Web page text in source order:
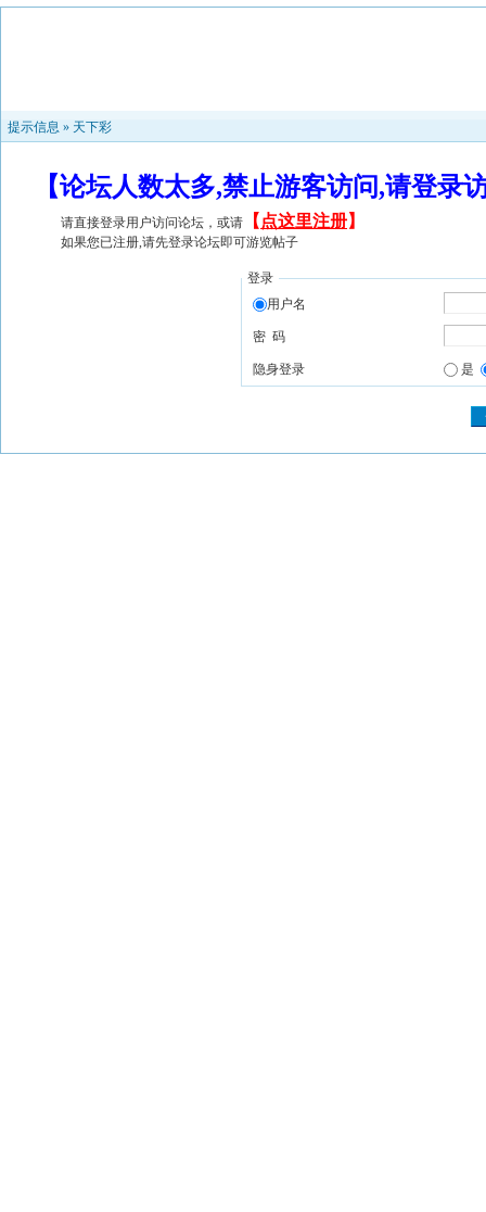
提示信息 » 天下彩
【论坛人数太多,禁止游客访问,请登
请直接登录用户访问论坛，或请 【 点这里注册】
如果您已注册,请先登录论坛即可游览帖子
登录
用户名
密 码
隐身登录 是